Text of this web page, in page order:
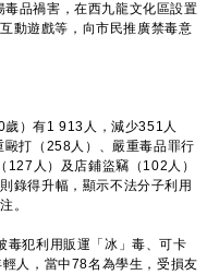
品禍害，在西九龍文化區設置
動遊戲等，向市民推廣禁毒意
）有1 913人，減少351人
毆打（258人）、嚴重毒品罪行
127人）及店鋪盜竊（102人）
錄得升幅，顯示不法分子利用
。
犯利用販運「冰」毒、可卡
人，當中78名為學生，受損友